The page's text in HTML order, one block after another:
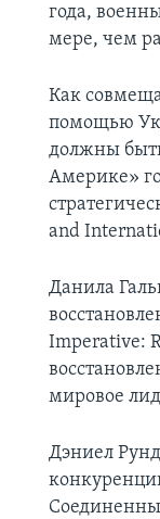
года,
мере, чем
Как
помощью
должны
Америке»
and
Данила
Imperative:
мировое
Дэниел